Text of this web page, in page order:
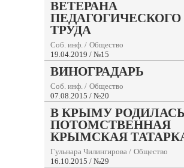
ВЕТЕРАНА
ПЕДАГОГИЧЕСКОГО
ТРУДА
Соб. инф. / Общество
19.04.2019 / №15
ВИНОГРАДАРЬ
Соб. инф. / Общество
07.08.2015 / №20
В КРЫМУ РОДИЛАСЬ
ПОТОМСТВЕННАЯ
КРЫМСКАЯ
Гульнара Чилингирова / Общество
16.10.2015 / №29